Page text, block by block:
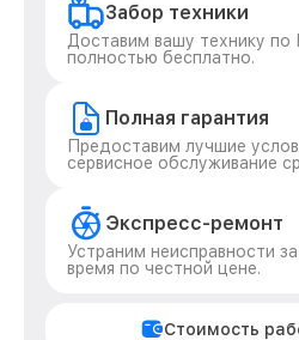
Забор техники
Доставим вашу технику по
полностью бесплатно.
Полная гарантия
Предоставим лучшие
сервисное обслуживание
Экспресс-ремонт
Устраним неисправности
время по честной цене.
Стоимость